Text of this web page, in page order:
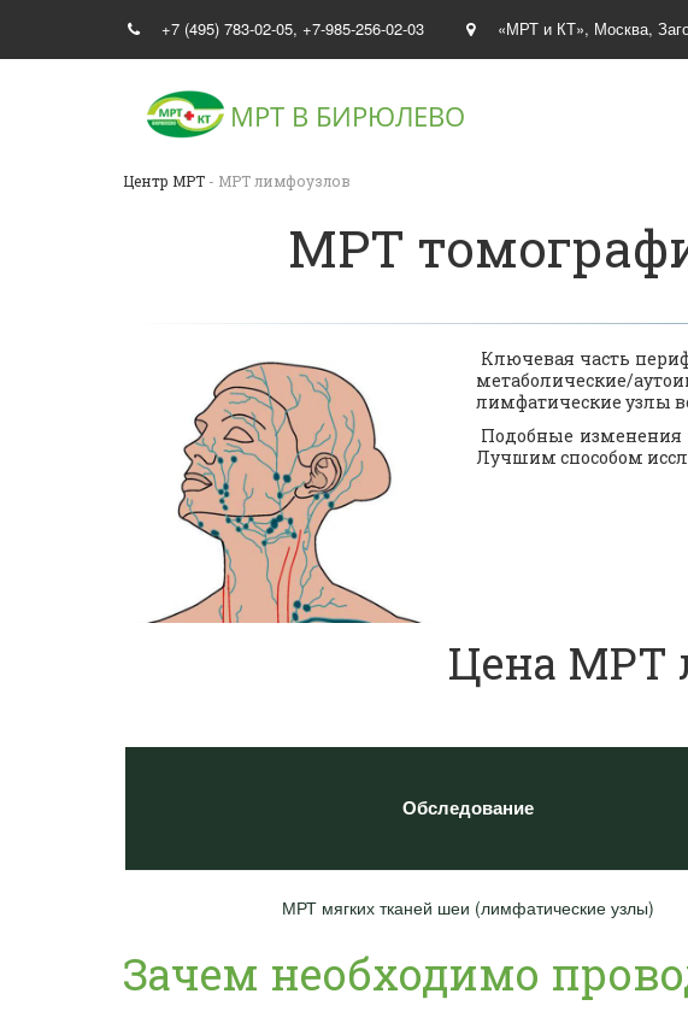
+7 (495) 783-02-05, +7-985-256-02-03 «МРТ и КТ», Москва,
МРТ В БИРЮЛЕВО
Центр МРТ - МРТ лимфоузлов
МРТ
Ключевая часть
метаболические/
лимфатические узлы
Подобные изменения
Лучшим способом
Цена МРТ
Обследование
МРТ мягких тканей шеи (лимфатические узлы)
Зачем необходимо